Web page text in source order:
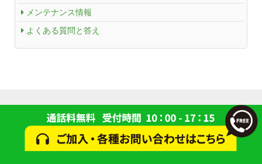
メンテナンス情報
よくある質問と答え